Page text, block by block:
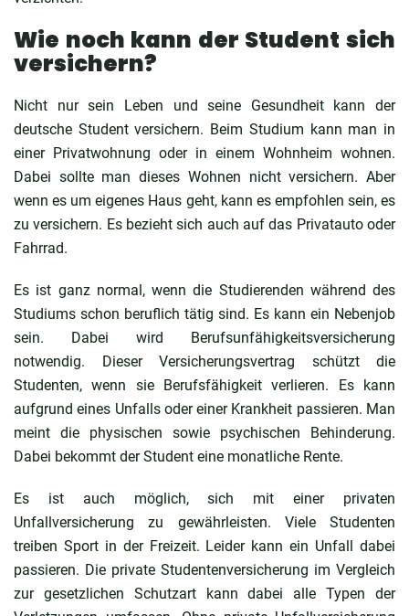
Wie noch kann der Student sich
versichern?
Nicht nur sein Leben und seine Gesundheit kann der
deutsche Student versichern. Beim Studium kann man in
einer Privatwohnung oder in einem Wohnheim wohnen.
Dabei sollte man dieses Wohnen nicht versichern. Aber
wenn es um eigenes Haus geht, kann es empfohlen sein, es
zu versichern. Es bezieht sich auch auf das Privatauto oder
Fahrrad.
Es ist ganz normal, wenn die Studierenden während des
Studiums schon beruflich tätig sind. Es kann ein Nebenjob
sein. Dabei wird Berufsunfähigkeitsversicherung
notwendig. Dieser Versicherungsvertrag schützt die
Studenten, wenn sie Berufsfähigkeit verlieren. Es kann
aufgrund eines Unfalls oder einer Krankheit passieren. Man
meint die physischen sowie psychischen Behinderung.
Dabei bekommt der Student eine monatliche Rente.
Es ist auch möglich, sich mit einer privaten
Unfallversicherung zu gewährleisten. Viele Studenten
treiben Sport in der Freizeit. Leider kann ein Unfall dabei
passieren. Die private Studentenversicherung im Vergleich
zur gesetzlichen Schutzart kann dabei alle Typen der